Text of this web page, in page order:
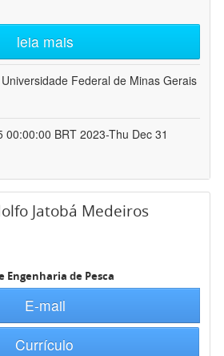
leia mais
Universidade Federal de Minas Gerais
00:00:00 BRT 2023-Thu Dec 31
Jatobá Medeiros
Engenharia de Pesca
E-mail
Currículo